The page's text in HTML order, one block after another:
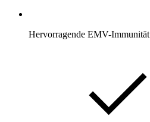
Hervorragende EMV-Immunität